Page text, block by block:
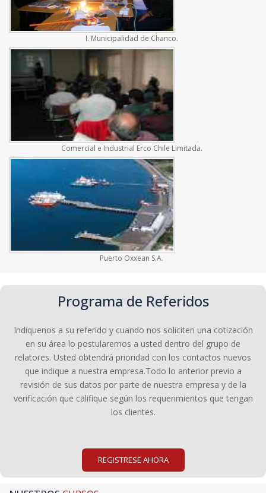
I. Municipalidad de Chanco.
Comercial e Industrial Erco Chile Limitada.
Puerto Oxxean S.A.
Programa de Referidos
Indíquenos a su referido y cuando nos soliciten una cotización
en su área lo postularemos a usted dentro del grupo de
relatores. Usted obtendrá prioridad con los contactos nuevos
que indique a nuestra empresa.Todo lo anterior previo a
revisión de sus datos por parte de nuestra empresa y de la
verificación que califique según los requerimientos que tengan
los clientes.
REGISTRESE AHORA